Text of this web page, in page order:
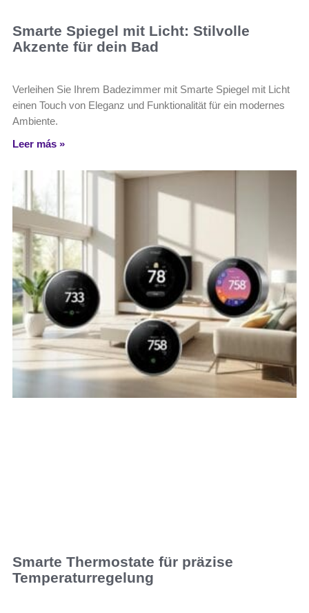
Smarte Spiegel mit Licht: Stilvolle
Akzente für dein Bad
Verleihen Sie Ihrem Badezimmer mit Smarte Spiegel mit Licht
einen Touch von Eleganz und Funktionalität für ein modernes
Ambiente.
Leer más »
Smarte Thermostate für präzise
Temperaturregelung